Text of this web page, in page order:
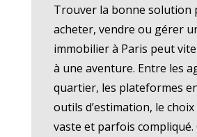
Trouver la bonne solution
acheter, vendre ou gérer
immobilier à Paris peut
à une aventure. Entre les
quartier, les plateformes
outils d’estimation, le
vaste et parfois compliqué.